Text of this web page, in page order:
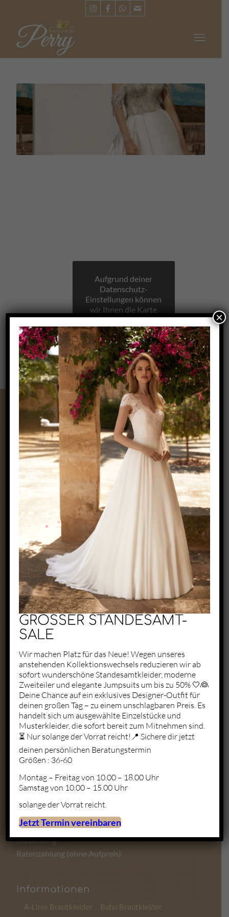
Aufgrund deiner
Datenschutz-
Einstellungen können
wir Ihnen die Karte
nicht anzeigen.
Klicken Sie hier, um
die Karte in einem
neuen Fenster zu
öffnen.
Exclusive by Perry
Zaunäckerstraße 22/2
71083 Herrenberg
+49 1523 6721684
kontakt@perry-exclusive.de
Unsere Öffungszeiten
ganz individuell nach vorherigerTerminabsprache
Mo. – Fr.: 10:00 – 19:00
Sa.: 10:00 – 18:00
So.: Geschlossen
Zahlungsmöglichkeiten
Sofortüberweisung
Barzahlung
Ratenzahlung (ohne Aufpreis)
Informationen
A-Linie Brautkleider
Boho Brautkleider
GROSSER STANDESAMT-
SALE
Wir machen Platz für das Neue! Wegen unseres
anstehenden Kollektionswechsels reduzieren wir ab
sofort wunderschöne Standesamtkleider, moderne
Zweiteiler und elegante Jumpsuits um bis zu 50% 🤍👰
Deine Chance auf ein exklusives Designer-Outfit für
deinen großen Tag – zu einem unschlagbaren Preis. Es
handelt sich um ausgewählte Einzelstücke und
Musterkleider, die sofort bereit zum Mitnehmen sind.
⏳ Nur solange der Vorrat reicht!📍 Sichere dir jetzt
deinen persönlichen Beratungstermin
Größen : 36-60
Montag – Freitag von 10.00 – 18.00 Uhr
Samstag von 10.00 – 15.00 Uhr
solange der Vorrat reicht.
Jetzt Termin vereinbaren
×